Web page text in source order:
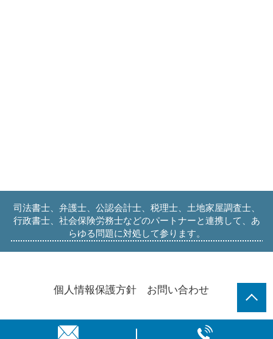
司法書士、弁護士、公認会計士、税理士、土地家屋調査士、
行政書士、社会保険労務士などのパートナーと連携して、あ
らゆる問題に対処して参ります。
個人情報保護方針 お問い合わせ
© 一般社団法人すまいる相続・後見・信託センター